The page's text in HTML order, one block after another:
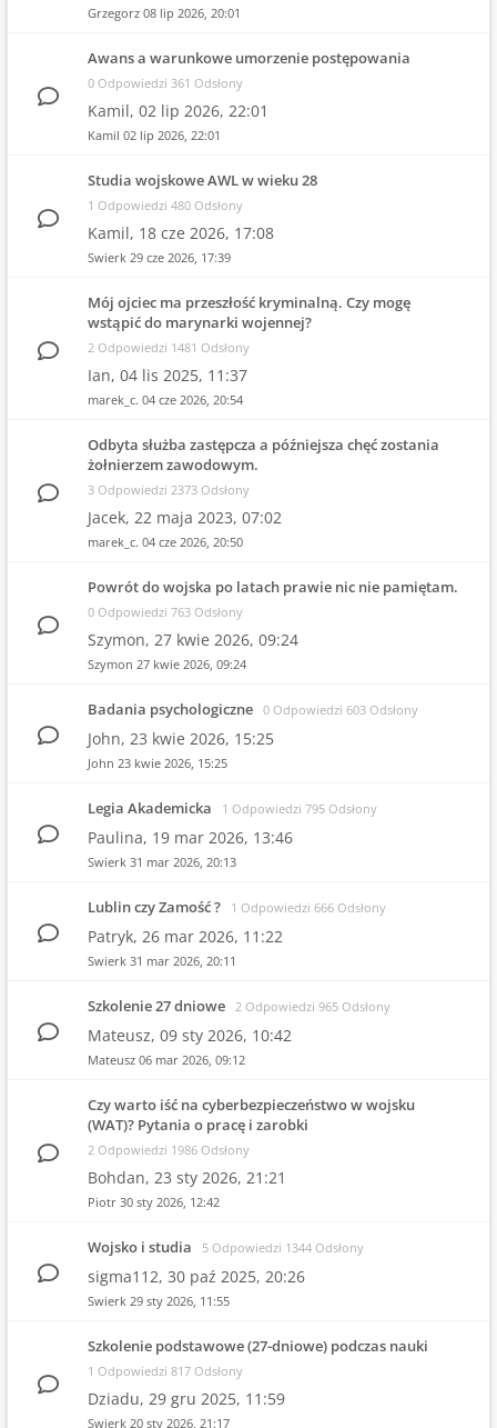
Grzegorz 08 lip 2026, 20:01
Awans a warunkowe umorzenie postępowania
0 Odpowiedzi 361 Odsłony
Kamil, 02 lip 2026, 22:01
Kamil 02 lip 2026, 22:01
Studia wojskowe AWL w wieku 28
1 Odpowiedzi 480 Odsłony
Kamil, 18 cze 2026, 17:08
Swierk 29 cze 2026, 17:39
Mój ojciec ma przeszłość kryminalną. Czy mogę
wstąpić do marynarki wojennej?
2 Odpowiedzi 1481 Odsłony
Ian, 04 lis 2025, 11:37
marek_c. 04 cze 2026, 20:54
Odbyta służba zastępcza a późniejsza chęć zostania
żołnierzem zawodowym.
3 Odpowiedzi 2373 Odsłony
Jacek, 22 maja 2023, 07:02
marek_c. 04 cze 2026, 20:50
Powrót do wojska po latach prawie nic nie pamiętam.
0 Odpowiedzi 763 Odsłony
Szymon, 27 kwie 2026, 09:24
Szymon 27 kwie 2026, 09:24
Badania psychologiczne 0 Odpowiedzi 603 Odsłony
John, 23 kwie 2026, 15:25
John 23 kwie 2026, 15:25
Legia Akademicka 1 Odpowiedzi 795 Odsłony
Paulina, 19 mar 2026, 13:46
Swierk 31 mar 2026, 20:13
Lublin czy Zamość ? 1 Odpowiedzi 666 Odsłony
Patryk, 26 mar 2026, 11:22
Swierk 31 mar 2026, 20:11
Szkolenie 27 dniowe 2 Odpowiedzi 965 Odsłony
Mateusz, 09 sty 2026, 10:42
Mateusz 06 mar 2026, 09:12
Czy warto iść na cyberbezpieczeństwo w wojsku
(WAT)? Pytania o pracę i zarobki
2 Odpowiedzi 1986 Odsłony
Bohdan, 23 sty 2026, 21:21
Piotr 30 sty 2026, 12:42
Wojsko i studia 5 Odpowiedzi 1344 Odsłony
sigma112, 30 paź 2025, 20:26
Swierk 29 sty 2026, 11:55
Szkolenie podstawowe (27-dniowe) podczas nauki
1 Odpowiedzi 817 Odsłony
Dziadu, 29 gru 2025, 11:59
Swierk 20 sty 2026, 21:17